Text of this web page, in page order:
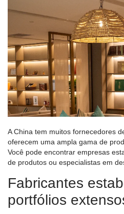
A China tem muitos fornecedores
oferecem uma ampla gama de
Você pode encontrar empresas
de produtos ou especialistas em
Fabricantes
portfólios